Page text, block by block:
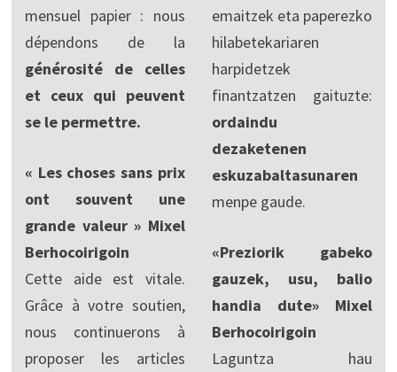
mensuel papier : nous
dépendons de la
générosité de celles
et ceux qui peuvent
se le permettre.
« Les choses sans prix
ont souvent une
grande valeur » Mixel
Berhocoirigoin
Cette aide est vitale.
Grâce à votre soutien,
nous continuerons à
proposer les articles
emaitzek eta paperezko
hilabetekariaren
harpidetzek
finantzatzen gaituzte:
ordaindu
dezaketenen
eskuzabaltasunaren
menpe gaude.
«Preziorik gabeko
gauzek, usu, balio
handia dute» Mixel
Berhocoirigoin
Laguntza hau